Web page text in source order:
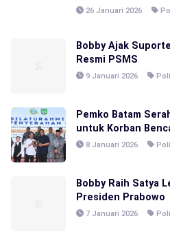
26 Januari 2026
Bobby Ajak
Resmi PSMS
9 Januari 2026
Pemko Batam
untuk Korban
8 Januari 2026
Bobby Raih Satya
Presiden Prabowo
7 Januari 2026